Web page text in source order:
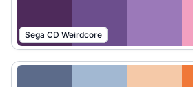
Sega CD Weirdcore